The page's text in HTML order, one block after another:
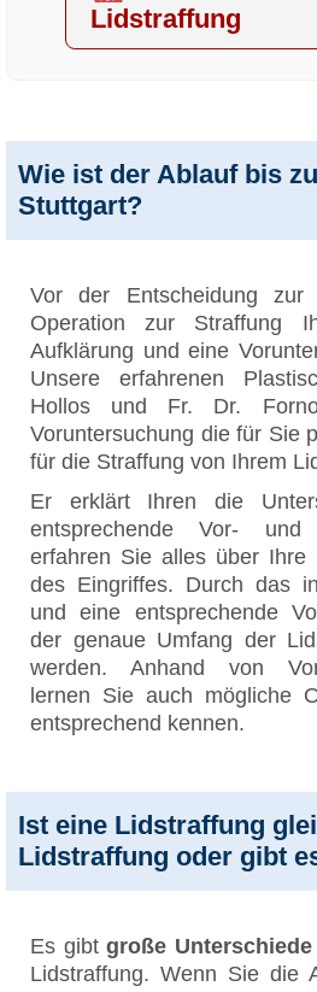
Lidstraffung
Wie ist der Ablauf bis
Stuttgart?
Vor der Entscheidung zur
Operation zur Straffung
Aufklärung und eine
Unsere erfahrenen
Hollos und Fr. Dr.
Voruntersuchung die für Sie
für die Straffung von Ihrem
Er erklärt Ihren die
entsprechende Vor- und
erfahren Sie alles über Ihre
des Eingriffes. Durch das
und eine entsprechende
der genaue Umfang der
werden. Anhand von
lernen Sie auch mögliche
entsprechend kennen.
Ist eine Lidstraffung
Lidstraffung oder gibt
Es gibtgroße
Lidstraffung. Wenn Sie die